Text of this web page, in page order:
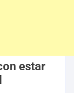
estar